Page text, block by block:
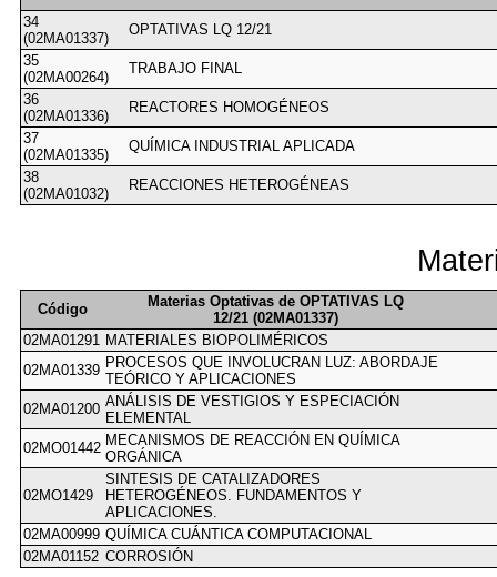
34
(02MA01337)
OPTATIVAS LQ 12/21
35
(02MA00264)
TRABAJO FINAL
36
(02MA01336)
REACTORES HOMOGÉNEOS
37
(02MA01335)
QUÍMICA INDUSTRIAL APLICADA
38
(02MA01032)
REACCIONES HETEROGÉNEAS
Código
Materias Optativas de OPTATIVAS LQ
12/21 (02MA01337)
02MA01291 MATERIALES BIOPOLIMÉRICOS
02MA01339 PROCESOS QUE INVOLUCRAN LUZ: ABORDAJE
TEÓRICO Y APLICACIONES
02MA01200 ANÁLISIS DE VESTIGIOS Y ESPECIACIÓN
ELEMENTAL
02MO01442 MECANISMOS DE REACCIÓN EN QUÍMICA
ORGÁNICA
02MO1429
SINTESIS DE CATALIZADORES
HETEROGÉNEOS. FUNDAMENTOS Y
APLICACIONES.
02MA00999 QUÍMICA CUÁNTICA COMPUTACIONAL
02MA01152 CORROSIÓN